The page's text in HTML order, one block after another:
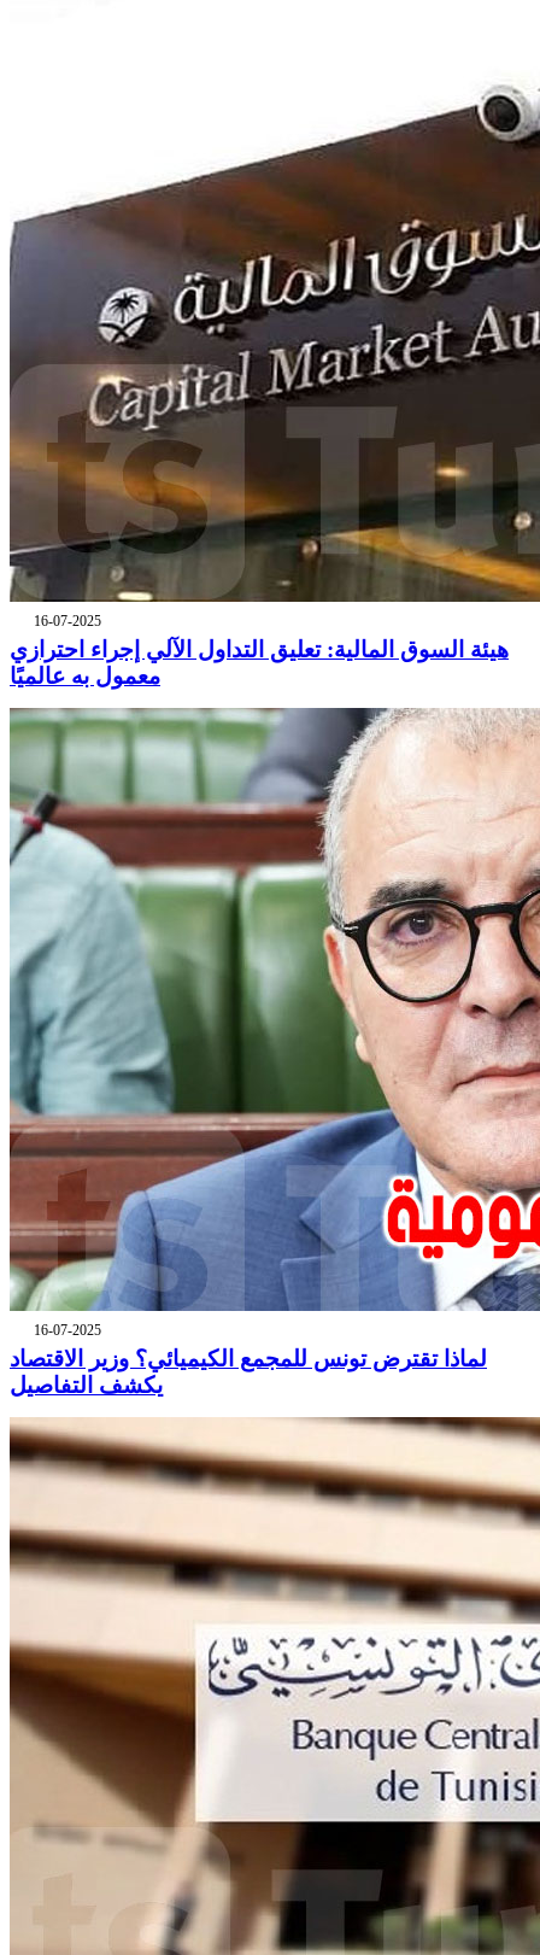
16-07-2025
هيئة السوق المالية: تعليق التداول الآلي إجراء احترازي
معمول به عالميًا
16-07-2025
لماذا تقترض تونس للمجمع الكيميائي؟ وزير الاقتصاد
يكشف التفاصيل